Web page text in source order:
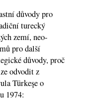
důvody pro
turecký
zemí, neo-
pro další
důvody, proč
odvodit z
Türkeşe o
1974: